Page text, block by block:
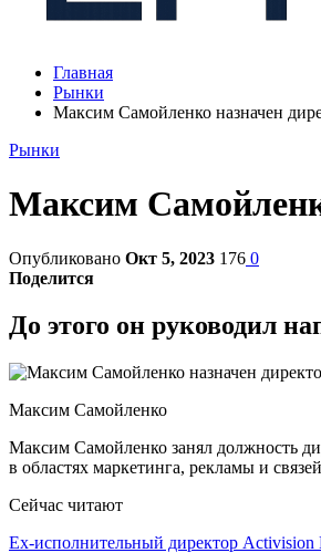
Главная
Рынки
Максим Самойленко назначен
Рынки
Максим
Опубликовано Окт 5, 2023 176 0
Поделится
До этого он руководил
Максим Самойленко
Максим Самойленко занял должность
в областях маркетинга, рекламы и
Сейчас читают
Ex-исполнительный директор